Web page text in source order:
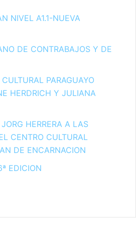
NIVEL A1.1-NUEVA
DE CONTRABAJOS Y DE
PARAGUAYO
HERDRICH Y JULIANA
HERRERA A LAS
CENTRO CULTURAL
DE ENCARNACION
EDICION